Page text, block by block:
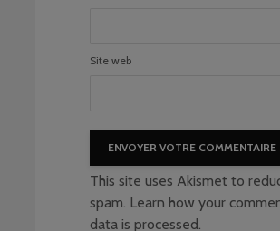
Site web
This site uses Akismet to
spam. Learn how your
data is processed.